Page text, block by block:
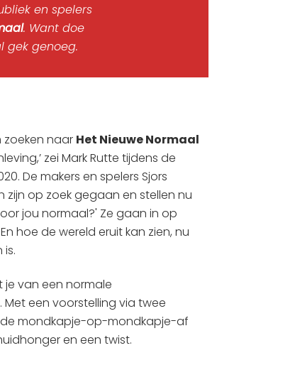
en spelers
. Want doe
gek genoeg.
zoeken naar Het Nieuwe Normaal
zei Mark Rutte tijdens de
De makers en spelers Sjors
zijn op zoek gegaan en stellen nu
jou normaal?' Ze gaan in op
hoe de wereld eruit kan zien, nu
je van een normale
een voorstelling via twee
de mondkapje-op-mondkapje-af
en een twist.